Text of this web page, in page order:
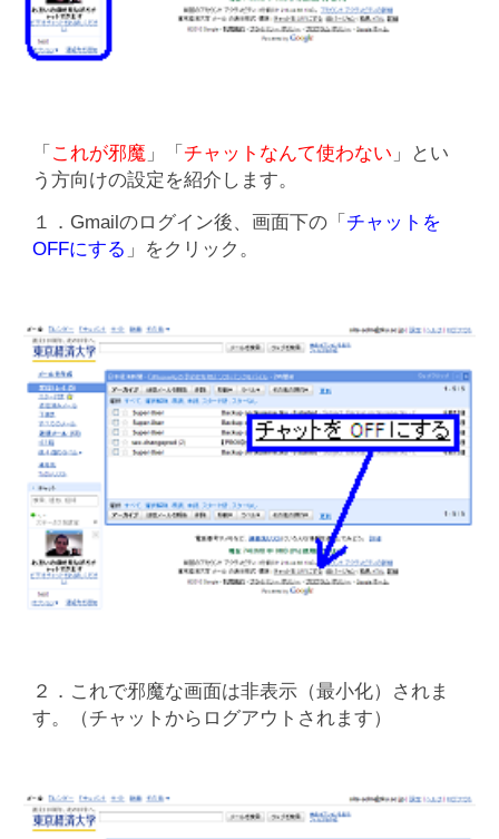
「 これが邪魔 」「 チャットなんて使わない 」とい
う方向けの設定を紹介します。
１．Gmailのログイン後、画面下の「チャットを
OFFにする 」をクリック。
２．これで邪魔な画面は非表示（最小化）されま
す。（チャットからログアウトされます）